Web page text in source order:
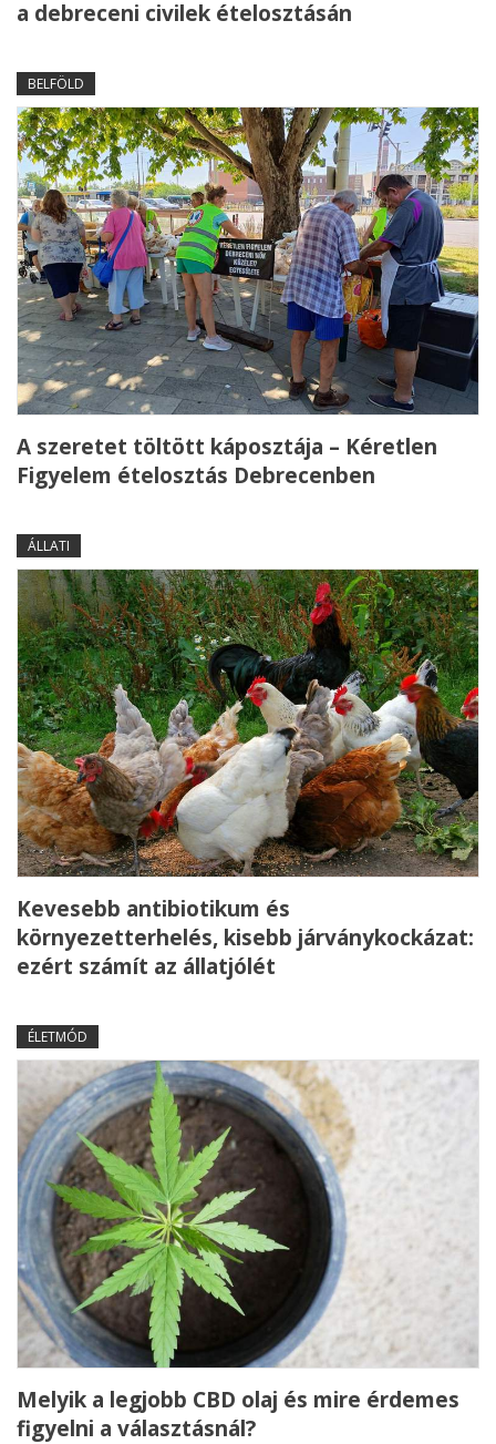
a debreceni civilek ételosztásán
BELFÖLD
A szeretet töltött káposztája – Kéretlen
Figyelem ételosztás Debrecenben
ÁLLATI
Kevesebb antibiotikum és
környezetterhelés, kisebb járványkockázat:
ezért számít az állatjólét
ÉLETMÓD
Melyik a legjobb CBD olaj és mire érdemes
figyelni a választásnál?